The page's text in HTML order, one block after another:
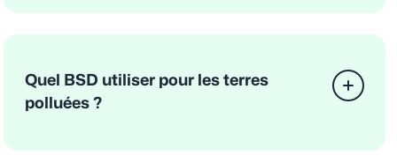
Quel BSD utiliser pour les terres
polluées ?